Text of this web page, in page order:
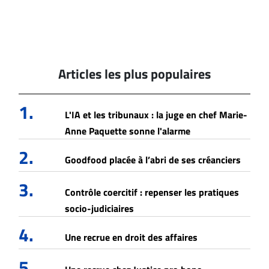
Articles les plus populaires
1.
L'IA et les tribunaux : la juge en chef Marie-
Anne Paquette sonne l'alarme
2. Goodfood placée à l’abri de ses créanciers
3.
Contrôle coercitif : repenser les pratiques
socio-judiciaires
4. Une recrue en droit des affaires